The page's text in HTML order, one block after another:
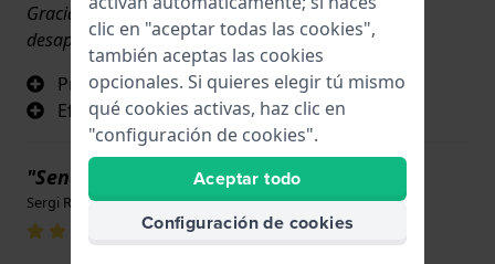
Gracias al pulimento y a un trozo de algodón, ¡han
desaparecido todas! Estupendo.
Producto milagroso
Eficacia inmediata
"Sencillez de uso y precio"
Sergi Ruiz · 17 de junio de 2022
clic en "aceptar todas las cookies",
también aceptas las cookies
opcionales. Si quieres elegir tú mismo
qué cookies activas, haz clic en
"configuración de cookies".
Aceptar todo
Configuración de cookies